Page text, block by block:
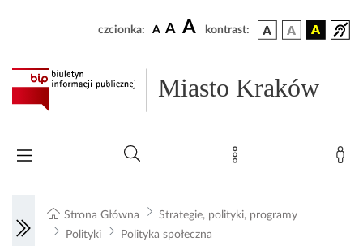
czcionka: A A A kontrast:
Miasto Kraków
Strona Główna
Strategie, polityki, programy
Polityki
Polityka społeczna